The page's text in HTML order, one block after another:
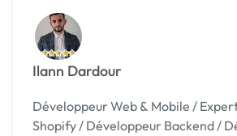
Ilann Dardour
Développeur Web & Mobile /
Shopify / Développeur Backend /